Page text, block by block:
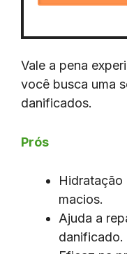
Vale a pena
você busca uma
danificados.
Prós
macios.
Ajuda a
danificado.